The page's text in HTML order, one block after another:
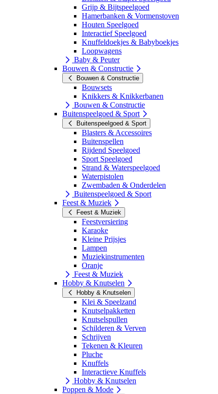
Grijp & Bijtspeelgoed
Hamerbanken & Vormenstoven
Houten Speelgoed
Interactief Speelgoed
Knuffeldoekjes & Babyboekjes
Loopwagens
Baby & Peuter
Bouwen & Constructie
Bouwen & Constructie
Bouwsets
Knikkers & Knikkerbanen
Bouwen & Constructie
Buitenspeelgoed & Sport
Buitenspeelgoed & Sport
Blasters & Accessoires
Buitenspellen
Rijdend Speelgoed
Sport Speelgoed
Strand & Waterspeelgoed
Waterpistolen
Zwembaden & Onderdelen
Buitenspeelgoed & Sport
Feest & Muziek
Feest & Muziek
Feestversiering
Karaoke
Kleine Prijsjes
Lampen
Muziekinstrumenten
Oranje
Feest & Muziek
Hobby & Knutselen
Hobby & Knutselen
Klei & Speelzand
Knutselpakketten
Knutselspullen
Schilderen & Verven
Schrijven
Tekenen & Kleuren
Pluche
Knuffels
Interactieve Knuffels
Hobby & Knutselen
Poppen & Mode